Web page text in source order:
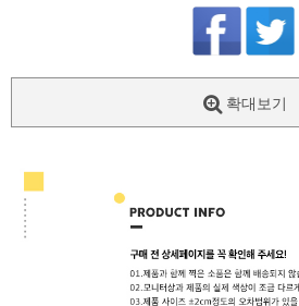
확대보기